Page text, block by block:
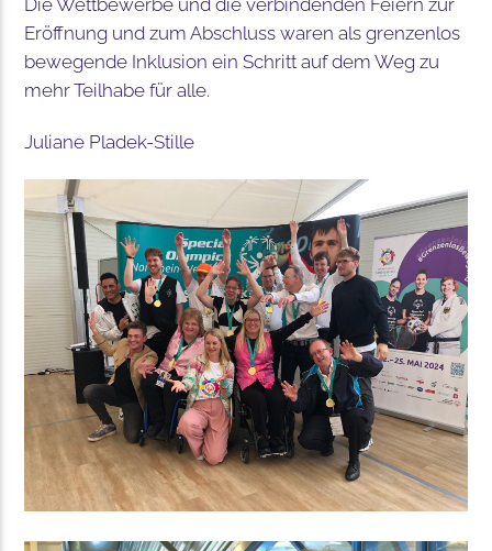
Die Wettbewerbe und die verbindenden Feiern zur
Eröffnung und zum Abschluss waren als grenzenlos
bewegende Inklusion ein Schritt auf dem Weg zu
mehr Teilhabe für alle.
Juliane Pladek-Stille